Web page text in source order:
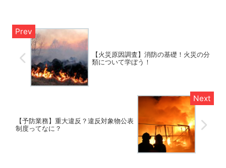
【火災原因調査】消防の基礎！火災の分
類について学ぼう！
【予防業務】重大違反？違反対象物公表
制度ってなに？